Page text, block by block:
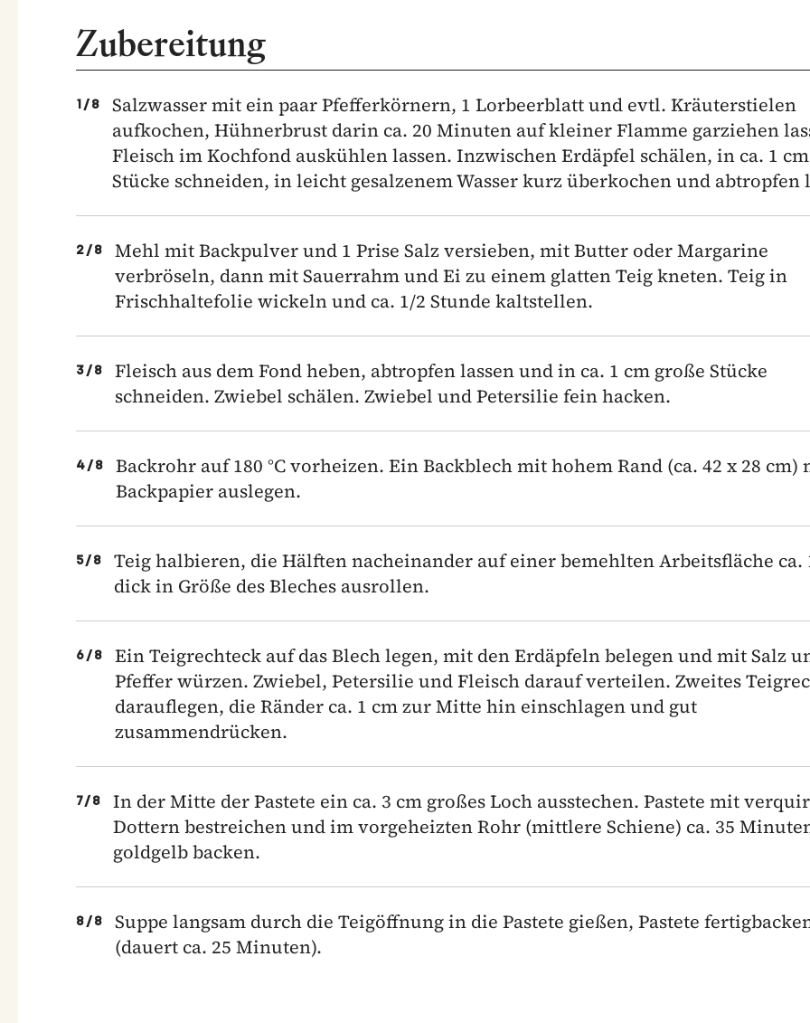
Zubereitung
1/8
Salzwasser mit ein paar Pfefferkörnern, 1 Lorbeerblatt und evtl. Kräuterstielen
aufkochen, Hühnerbrust darin ca. 20 Minuten auf kleiner Flamme garziehen
Fleisch im Kochfond auskühlen lassen. Inzwischen Erdäpfel schälen, in ca. 1
Stücke schneiden, in leicht gesalzenem Wasser kurz überkochen und abtropfen
2/8
Mehl mit Backpulver und 1 Prise Salz versieben, mit Butter oder Margarine
verbröseln, dann mit Sauerrahm und Ei zu einem glatten Teig kneten. Teig in
Frischhaltefolie wickeln und ca. 1/2 Stunde kaltstellen.
3/8
Fleisch aus dem Fond heben, abtropfen lassen und in ca. 1 cm große Stücke
schneiden. Zwiebel schälen. Zwiebel und Petersilie fein hacken.
4/8
Backrohr auf 180 °C vorheizen. Ein Backblech mit hohem Rand (ca. 42 x 28 cm)
Backpapier auslegen.
5/8
Teig halbieren, die Hälften nacheinander auf einer bemehlten Arbeitsfläche ca.
dick in Größe des Bleches ausrollen.
6/8
Ein Teigrechteck auf das Blech legen, mit den Erdäpfeln belegen und mit Salz
Pfeffer würzen. Zwiebel, Petersilie und Fleisch darauf verteilen. Zweites
darauflegen, die Ränder ca. 1 cm zur Mitte hin einschlagen und gut
zusammendrücken.
7/8
In der Mitte der Pastete ein ca. 3 cm großes Loch ausstechen. Pastete mit
Dottern bestreichen und im vorgeheizten Rohr (mittlere Schiene) ca. 35
goldgelb backen.
8/8
Suppe langsam durch die Teigöffnung in die Pastete gießen, Pastete
(dauert ca. 25 Minuten).